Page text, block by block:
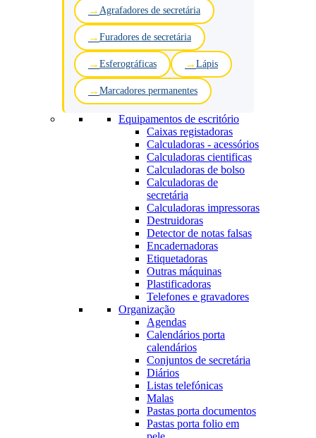
Agrafadores de secretária
Furadores de secretária
Esferográficas Lápis
Marcadores permanentes
Equipamentos de escritório
Caixas registadoras
Calculadoras - acessórios
Calculadoras cientificas
Calculadoras de bolso
Calculadoras de
secretária
Calculadoras impressoras
Destruidoras
Detector de notas falsas
Encadernadoras
Etiquetadoras
Outras máquinas
Plastificadoras
Telefones e gravadores
Organização
Agendas
Calendários porta
calendários
Conjuntos de secretária
Diários
Listas telefónicas
Malas
Pastas porta documentos
Pastas porta folio em